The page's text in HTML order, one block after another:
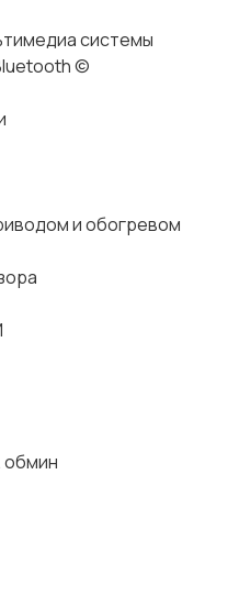
системы
©
и обогревом
обмин